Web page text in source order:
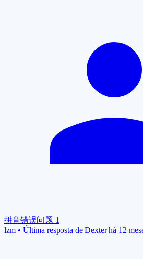
拼音错误问题 1
lzm • Última resposta de Dexter há 12